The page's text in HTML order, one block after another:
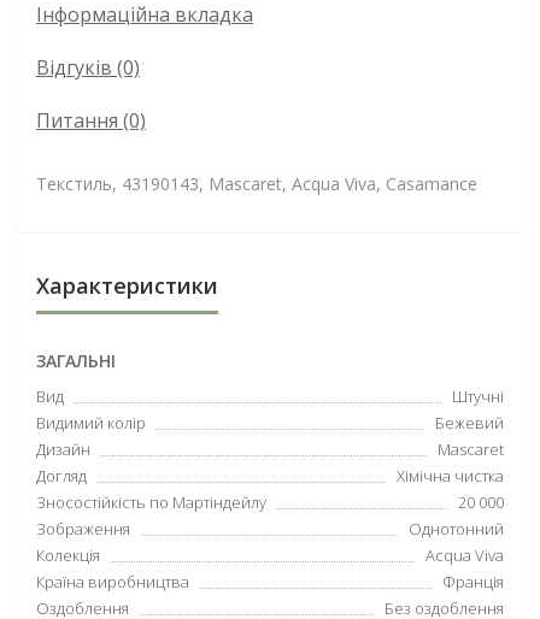
Інформаційна вкладка
Відгуків (0)
Питання (0)
Текстиль, 43190143, Mascaret, Acqua Viva, Casamance
Характеристики
ЗАГАЛЬНІ
Вид
Штучні
Видимий колір
Бежевий
Дизайн
Mascaret
Догляд
Хімічна чистка
Зносостійкість по Мартіндейлу
20 000
Зображення
Однотонний
Колекція
Acqua Viva
Країна виробництва
Франція
Оздоблення
Без оздоблення